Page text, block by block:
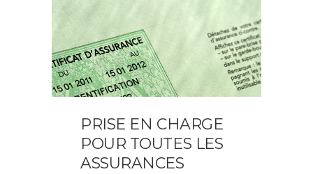
PRISE EN CHARGE
POUR TOUTES LES
ASSURANCES